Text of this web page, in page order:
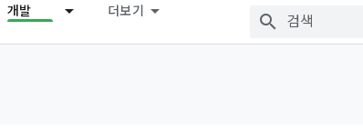
개발 더보기